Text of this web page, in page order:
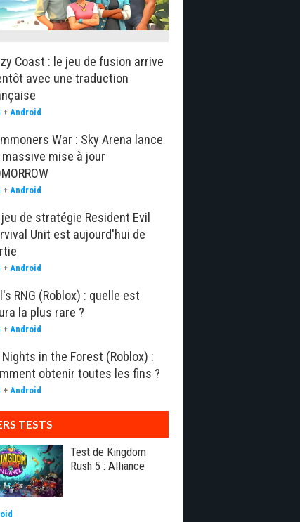
Coast : le jeu de fusion arrive
avec une traduction
+ Android
War : Sky Arena lance
massive mise à jour
+ Android
jeu de stratégie Resident Evil
Unit est aujourd'hui de
+ Android
RNG (Roblox) : quelle est
la plus rare ?
+ Android
Nights in the Forest (Roblox) :
obtenir toutes les fins ?
+ Android
TESTS
Test de Kingdom
Rush 5 : Alliance